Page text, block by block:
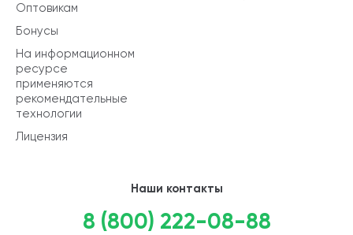
Оптовикам
Бонусы
На информационном
ресурсе
применяются
рекомендательные
технологии
Лицензия
Наши контакты
8 (800) 222-08-88